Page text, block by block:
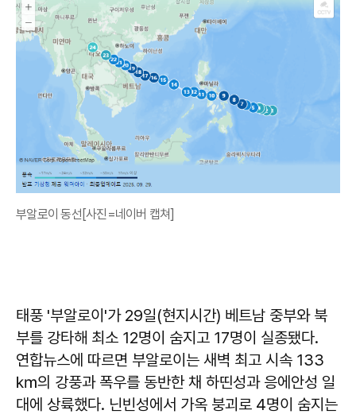
부알로이 동선[사진=네이버 캡쳐]
태풍 '부알로이'가 29일(현지시간) 베트남 중부와 북
부를 강타해 최소 12명이 숨지고 17명이 실종됐다.
연합뉴스에 따르면 부알로이는 새벽 최고 시속 133
㎞의 강풍과 폭우를 동반한 채 하띤성과 응에안성 일
대에 상륙했다. 닌빈성에서 가옥 붕괴로 4명이 숨지는